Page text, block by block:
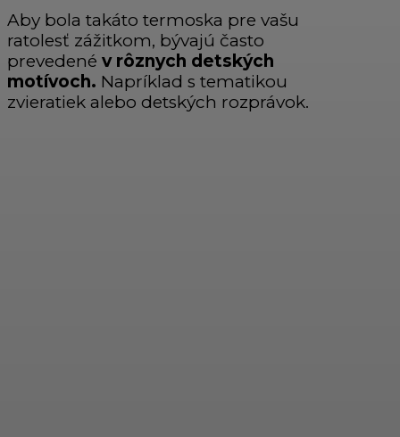
Aby bola takáto termoska pre vašu
ratolesť zážitkom, bývajú často
prevedené v rôznych detských
motívoch. Napríklad s tematikou
zvieratiek alebo detských rozprávok.